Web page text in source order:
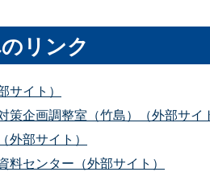
リンク
イト）
策企画調整室（竹島）（外部サイ
部サイト）
センター（外部サイト）